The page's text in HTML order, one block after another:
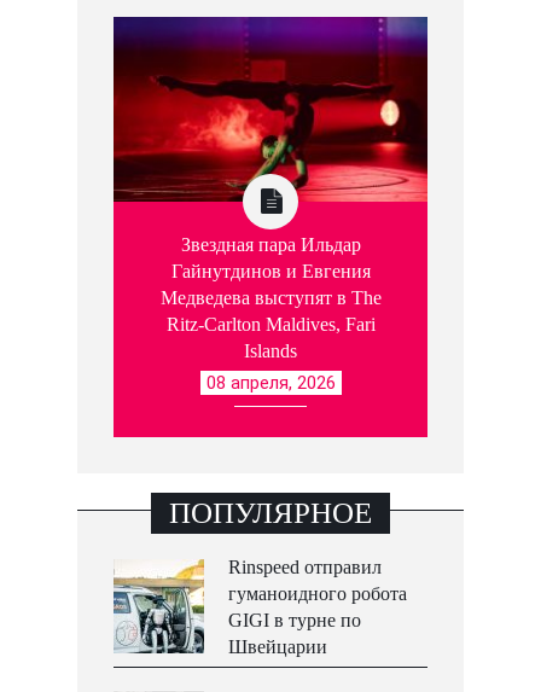
Звездная пара Ильдар
Гайнутдинов и Евгения
Медведева выступят в The
Ritz-Carlton Maldives, Fari
Islands
08 апреля, 2026
ПОПУЛЯРНОЕ
Rinspeed отправил
гуманоидного робота
GIGI в турне по
Швейцарии